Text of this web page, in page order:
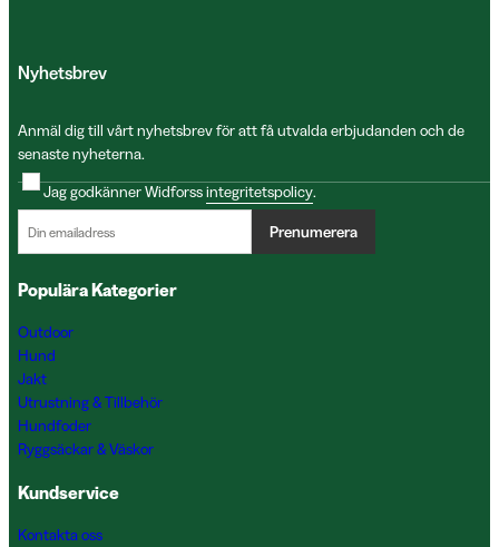
Nyhetsbrev
Anmäl dig till vårt nyhetsbrev för att få utvalda erbjudanden och de
senaste nyheterna.
Jag godkänner Widforssintegritetspolicy.
Prenumerera
Populära Kategorier
Outdoor
Hund
Jakt
Utrustning & Tillbehör
Hundfoder
Ryggsäckar & Väskor
Kundservice
Kontakta oss